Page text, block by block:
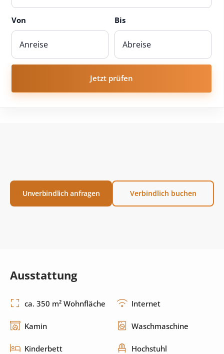
Von Bis
Jetzt prüfen
Unverbindlich anfragen Verbindlich buchen
Ausstattung
ca. 350 m² Wohnfläche Internet
Kamin Waschmaschine
Kinderbett Hochstuhl